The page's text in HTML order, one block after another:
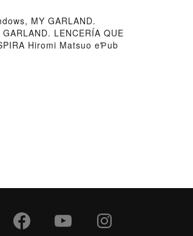
MY GARLAND.
LENCERÍA QUE
Hiromi Matsuo eƤub